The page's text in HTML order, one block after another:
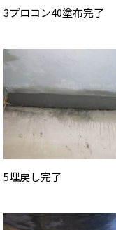
3プロコン40塗布完了
5埋戻し完了